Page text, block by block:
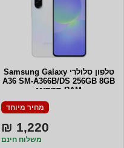
טלפון סלולרי Samsung Galaxy
A36 SM-A366B/DS 256GB 8GB
RAM סמסונג
מחיר מיוחד
1,220 ₪
משלוח חינם